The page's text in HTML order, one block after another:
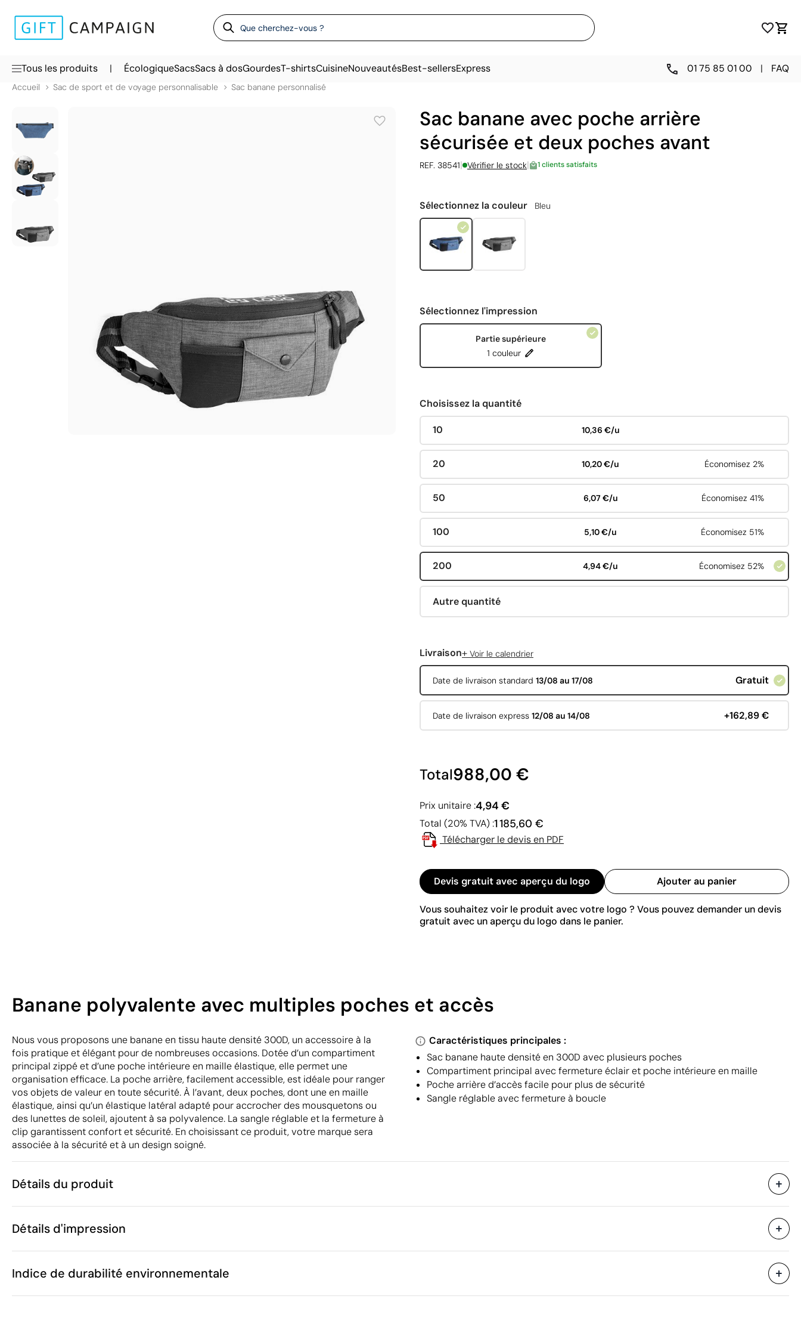
Tous les produits | ÉcologiqueSacsSacs à dosGourdesT-shirtsCuisineNouveautésBest-sellersExpress 01 75 85 01 00 | FAQ
Accueil Sac de sport et de voyage personnalisable Sac banane personnalisé
Sac banane avec poche arrière
sécurisée et deux poches avant
REF. 38541| Vérifier le stock| 1 clients satisfaits
Sélectionnez la couleur Bleu
Sélectionnez l'impression
Partie supérieure
1 couleur
Choisissez la quantité
10 10,36 €/u
20 10,20 €/u Économisez 2%
50 6,07 €/u Économisez 41%
100 5,10 €/u Économisez 51%
200 4,94 €/u Économisez 52%
Autre quantité
Livraison+ Voir le calendrier
Date de livraison standard 13/08 au 17/08 Gratuit
Date de livraison express 12/08 au 14/08 +162,89 €
Total988,00 €
Prix unitaire :4,94 €
Total (20% TVA) :1 185,60 €
Télécharger le devis en PDF
Devis gratuit avec aperçu du logo Ajouter au panier
Vous souhaitez voir le produit avec votre logo ? Vous pouvez demander un devis
gratuit avec un aperçu du logo dans le panier.
Banane polyvalente avec multiples poches et accès
Nous vous proposons une banane en tissu haute densité 300D, un accessoire à la
fois pratique et élégant pour de nombreuses occasions. Dotée d’un compartiment
principal zippé et d’une poche intérieure en maille élastique, elle permet une
organisation efficace. La poche arrière, facilement accessible, est idéale pour ranger
vos objets de valeur en toute sécurité. À l’avant, deux poches, dont une en maille
élastique, ainsi qu’un élastique latéral adapté pour accrocher des mousquetons ou
des lunettes de soleil, ajoutent à sa polyvalence. La sangle réglable et la fermeture à
clip garantissent confort et sécurité. En choisissant ce produit, votre marque sera
associée à la sécurité et à un design soigné.
Caractéristiques principales :
Sac banane haute densité en 300D avec plusieurs poches
Compartiment principal avec fermeture éclair et poche intérieure en maille
Poche arrière d’accès facile pour plus de sécurité
Sangle réglable avec fermeture à boucle
Détails du produit
Caractéristiques
Code du produit
Taille
27 x 12 x 6.5 cm
Poids
160 g
Emballage
Détails d'impression
Indice de durabilité environnementale